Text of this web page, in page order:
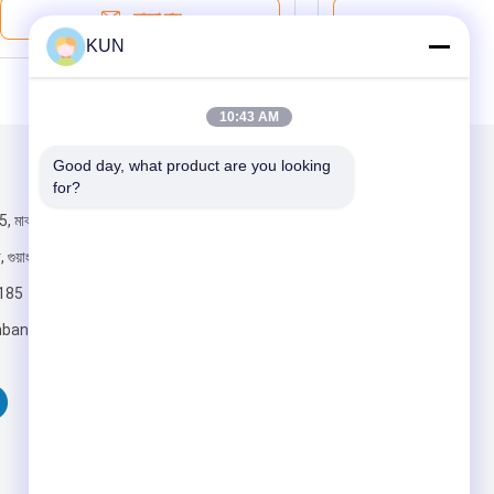
ভালো দাম
রেনমিন
চীন
আমাদের মেইল ​​করুন
KUN
10:43 AM
Good day, what product are you looking
for?